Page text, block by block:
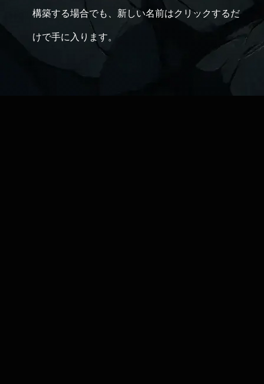
構築する場合でも、新しい名前はクリックするだ
けで手に入ります。